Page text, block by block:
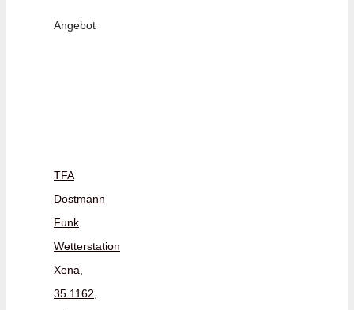
Angebot
TFA
Dostmann
Funk
Wetterstation
Xena,
35.1162,